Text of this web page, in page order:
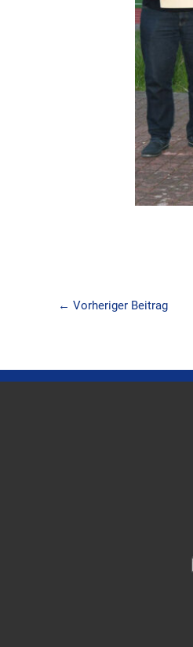
← Vorheriger Beitrag